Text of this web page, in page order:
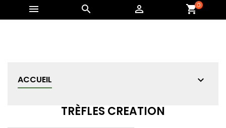
   shopping_cart0
ACCUEIL
TRÈFLES CREATION